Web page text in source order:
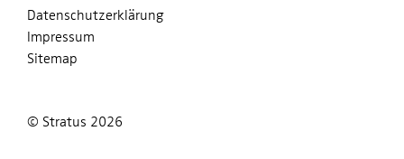
Datenschutzerklärung
Impressum
Sitemap
© Stratus 2026